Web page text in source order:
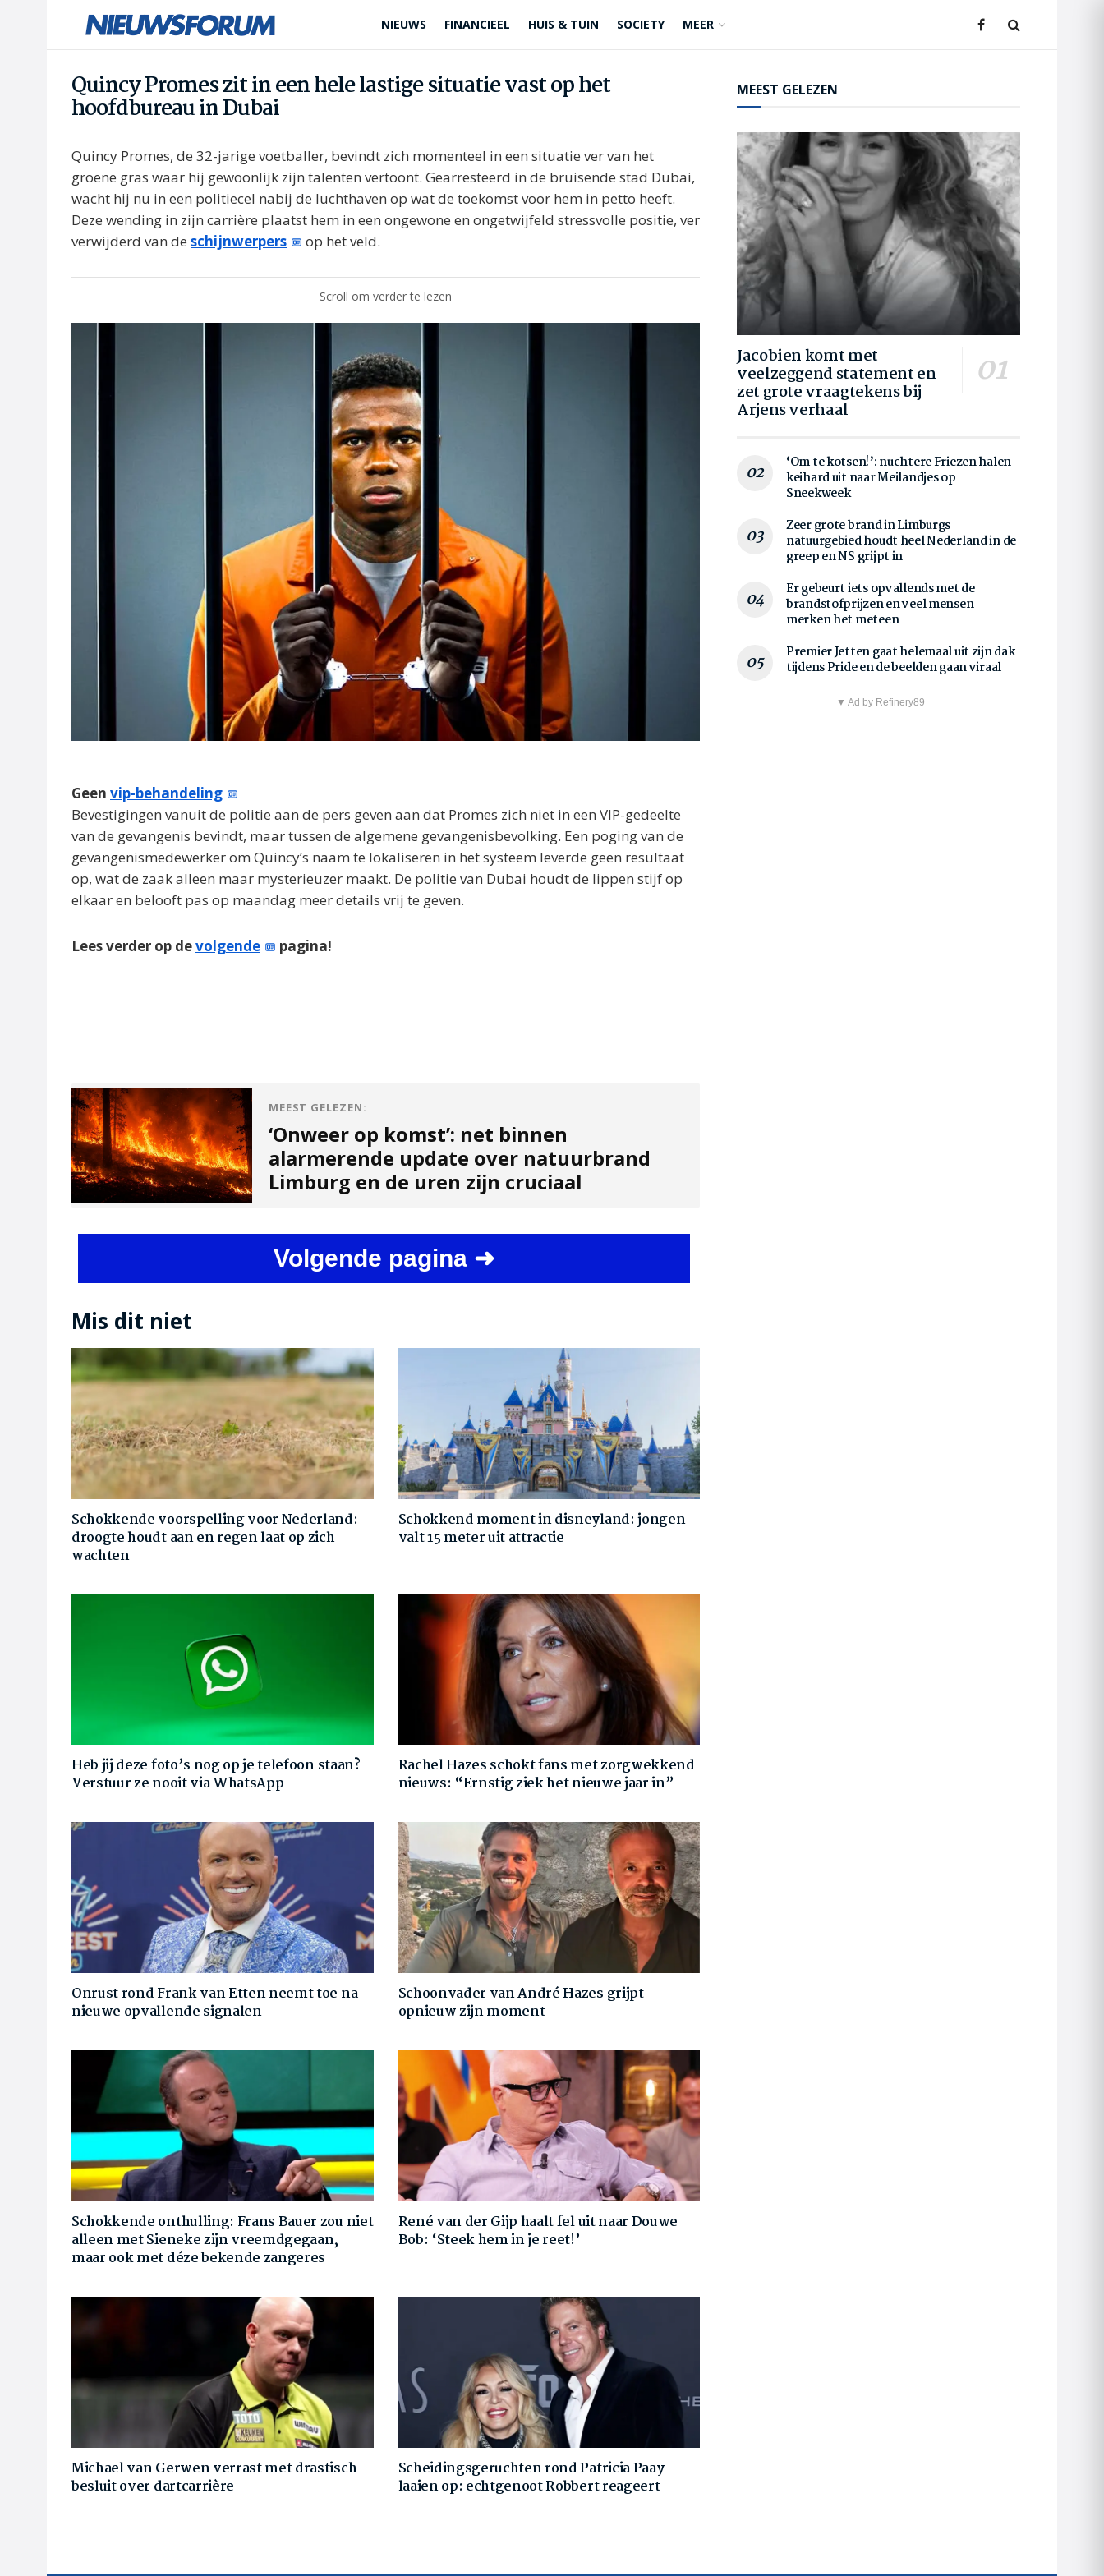
NIEUWS FINANCIEEL HUIS & TUIN SOCIETY MEER
Quincy Promes zit in een hele lastige situatie vast op het
hoofdbureau in Dubai
Quincy Promes, de 32-jarige voetballer, bevindt zich momenteel in een situatie ver van het
groene gras waar hij gewoonlijk zijn talenten vertoont. Gearresteerd in de bruisende stad Dubai,
wacht hij nu in een politiecel nabij de luchthaven op wat de toekomst voor hem in petto heeft.
Deze wending in zijn carrière plaatst hem in een ongewone en ongetwijfeld stressvolle positie, ver
verwijderd van de schijnwerpers op het veld.
Scroll om verder te lezen
Geen vip-behandeling
Bevestigingen vanuit de politie aan de pers geven aan dat Promes zich niet in een VIP-gedeelte
van de gevangenis bevindt, maar tussen de algemene gevangenisbevolking. Een poging van de
gevangenismedewerker om Quincy’s naam te lokaliseren in het systeem leverde geen resultaat
op, wat de zaak alleen maar mysterieuzer maakt. De politie van Dubai houdt de lippen stijf op
elkaar en belooft pas op maandag meer details vrij te geven.
Lees verder op devolgende pagina!
MEEST GELEZEN:
‘Onweer op komst’: net binnen
alarmerende update over natuurbrand
Limburg en de uren zijn cruciaal
Volgende pagina ➜
Mis dit niet
Schokkende voorspelling voor Nederland:
droogte houdt aan en regen laat op zich
wachten
Schokkend moment in disneyland: jongen
valt 15 meter uit attractie
Heb jij deze foto’s nog op je telefoon staan?
Verstuur ze nooit via WhatsApp
Rachel Hazes schokt fans met zorgwekkend
nieuws: “Ernstig ziek het nieuwe jaar in”
Onrust rond Frank van Etten neemt toe na
nieuwe opvallende signalen
Schoonvader van André Hazes grijpt
opnieuw zijn moment
Schokkende onthulling: Frans Bauer zou niet
alleen met Sieneke zijn vreemdgegaan,
maar ook met déze bekende zangeres
René van der Gijp haalt fel uit naar Douwe
Bob: ‘Steek hem in je reet!’
Michael van Gerwen verrast met drastisch
besluit over dartcarrière
Scheidingsgeruchten rond Patricia Paay
laaien op: echtgenoot Robbert reageert
MEEST GELEZEN
Jacobien komt met
veelzeggend statement en
zet grote vraagtekens bij
Arjens verhaal
‘Om te kotsen!’: nuchtere Friezen halen
keihard uit naar Meilandjes op
Sneekweek
Zeer grote brand in Limburgs
natuurgebied houdt heel Nederland in de
greep en NS grijpt in
Er gebeurt iets opvallends met de
brandstofprijzen en veel mensen
merken het meteen
Premier Jetten gaat helemaal uit zijn dak
tijdens Pride en de beelden gaan viraal
▼ Ad by Refinery89